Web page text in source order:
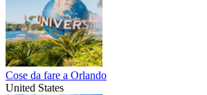
Cose da fare a Orlando
United States